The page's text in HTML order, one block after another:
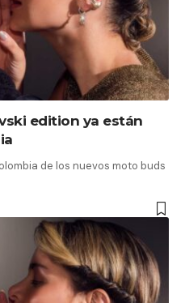
edition ya están
de los nuevos moto buds